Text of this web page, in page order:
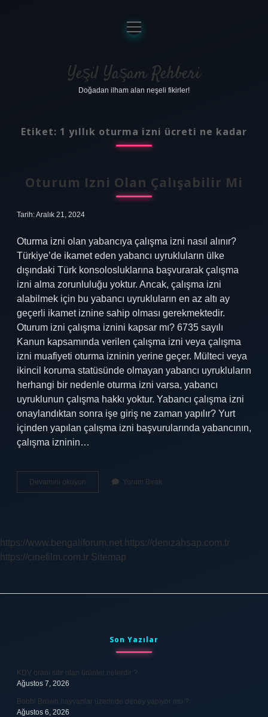
Anasayfa
Gizlilik Politikası
Yasal Uyarı
menüyü
aç
Yeşil Yaşam Rehberi
Doğadan ilham alan neşeli fikirler!
Etiket: 1 yıllık oturma izni ücreti ne kadar
Oturum Izni Olan Çalışabilir Mi
Tarih: Aralık 21, 2024
Oturma izni olan yabancıya çalışma izni nasıl alınır?
Türkiye’de ikamet eden yabancı uyrukluların ülke
dışındaki Türk konsolosluklarına başvurarak çalışma
izni alma zorunluluğu yoktur. Ancak, çalışma izni
alabilmek için bu yabancı uyrukluların en az altı ay
geçerli ikamet iznine sahip olması gerekmektedir.
Oturum izni çalışma iznini kapsar mı? 6735 sayılı
Kanun kapsamında verilen çalışma izni veya çalışma
izni muafiyeti oturma izninin yerine geçer. Mülteci veya
ikincil koruma statüsünde olmayan yabancı uyrukluların
herhangi bir nedenle oturma izni varsa, yabancı
uyruklunun çalışma hakkı yoktur. Yabancı çalışma izni
onaylandıktan sonra işe giriş ne zaman yapılır? Yurt
içinden yapılan çalışma izni başvurularında yabancının,
çalışma izninin…
Devamını okuyun
Izni
Yorum Bırak
https://www.bengaliforum.net https://denizahsap.com.tr
https://cinefilm.com.tr Sitemap
Son Yazılar
KDV oranı sıfır olan ürünler nelerdir ?
Ağustos 7, 2026
Bobbi Brown hayvanlar üzerinde deney yapıyor mu ?
Ağustos 6, 2026